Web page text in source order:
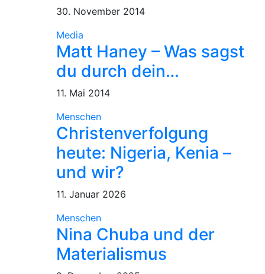
30. November 2014
Media
Matt Haney – Was sagst
du durch dein…
11. Mai 2014
Menschen
Christenverfolgung
heute: Nigeria, Kenia –
und wir?
11. Januar 2026
Menschen
Nina Chuba und der
Materialismus